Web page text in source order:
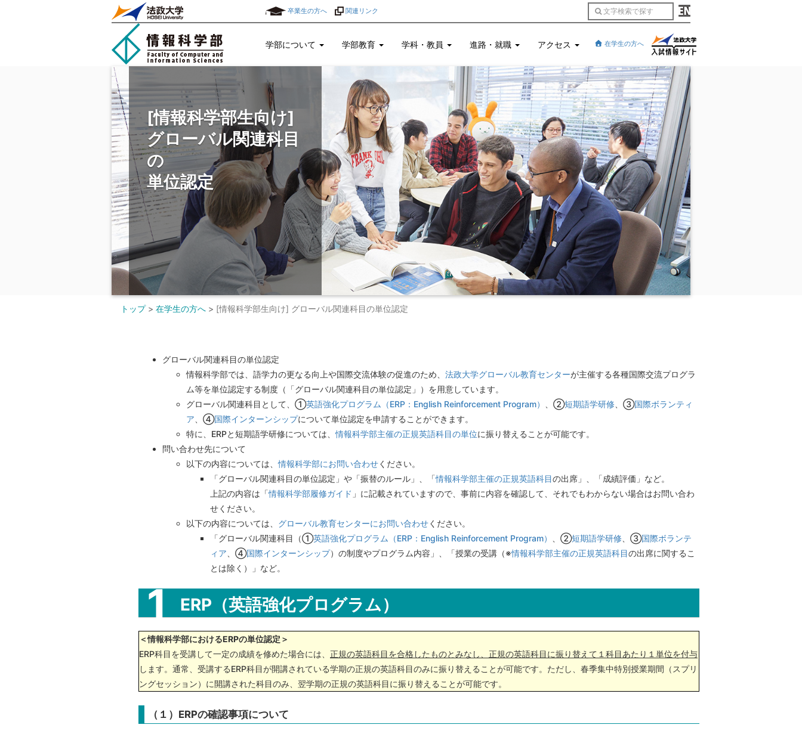
卒業生の方へ 関連リンク
学部について 学部教育 学科・教員 進路・就職 アクセス 在学生の方へ
[情報科学部生向け]
グローバル関連科目
の
単位認定
トップ> 在学生の方へ > [情報科学部生向け] グローバル関連科目の単位認定
グローバル関連科目の単位認定
情報科学部では、語学力の更なる向上や国際交流体験の促進のため、 法政大学グローバル教育センターが主催する各種国際交流プログラ
ム等を単位認定する制度（「グローバル関連科目の単位認定」）を用意しています。
グローバル関連科目として、①英語強化プログラム（ERP：English Reinforcement Program） 、②短期語学研修 、③国際ボランティ
ア 、④国際インターンシップについて単位認定を申請することができます。
特に、ERPと短期語学研修については、情報科学部主催の正規英語科目の単位に振り替えることが可能です。
問い合わせ先について
以下の内容については、情報科学部にお問い合わせください。
「グローバル関連科目の単位認定」や「振替のルール」、「情報科学部主催の正規英語科目の出席」、「成績評価」など。
上記の内容は「情報科学部履修ガイド 」に記載されていますので、事前に内容を確認して、それでもわからない場合はお問い合わ
せください。
以下の内容については、 グローバル教育センターにお問い合わせください。
「グローバル関連科目（①英語強化プログラム（ERP：English Reinforcement Program） 、②短期語学研修 、③国際ボランテ
ィア 、④国際インターンシップ）の制度やプログラム内容」、「授業の受講（※情報科学部主催の正規英語科目の出席に関するこ
とは除く）」など。
ERP（英語強化プログラム）
＜情報科学部におけるERPの単位認定＞
ERP科目を受講して一定の成績を修めた場合には、 正規の英語科目を合格したものとみなし、正規の英語科目に振り替えて１科目あたり１単位を付与
します。通常、受講するERP科目が開講されている学期の正規の英語科目のみに振り替えることが可能です。ただし、春季集中特別授業期間（スプリ
ングセッション）に開講された科目のみ、翌学期の正規の英語科目に振り替えることが可能です。
（１）ERPの確認事項について